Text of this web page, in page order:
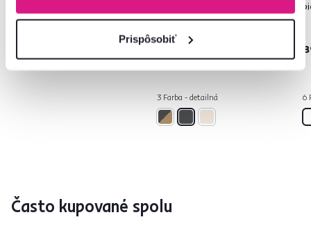
Prispôsobiť
-23%
399 €
3 Farba - detailná 6
Často kupované spolu